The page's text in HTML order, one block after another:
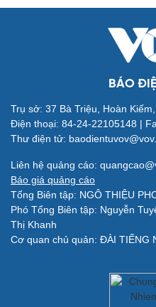
Quân sự - Quốc phòng
Vũ khí
Việt Nam
Phân tích
BÁO
Trụ sở: 37 Bà Triệu, Hoàn
Điện thoại: 84-24-22105148 |
Thư điện tử:
Liên hệ quảng cáo:
Báo giá quảng cáo
Tổng Biên tập: NGÔ THIỆU
Phó Tổng Biên tập: Nguyễn
Thị Khanh
Cơ quan chủ quản: ĐÀI TIẾNG